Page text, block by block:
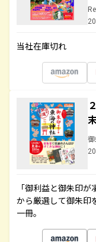
当社在庫切れ
「御利益と御朱印
から厳選して御朱印
一冊。